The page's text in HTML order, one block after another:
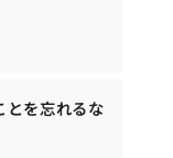
とを忘れるな